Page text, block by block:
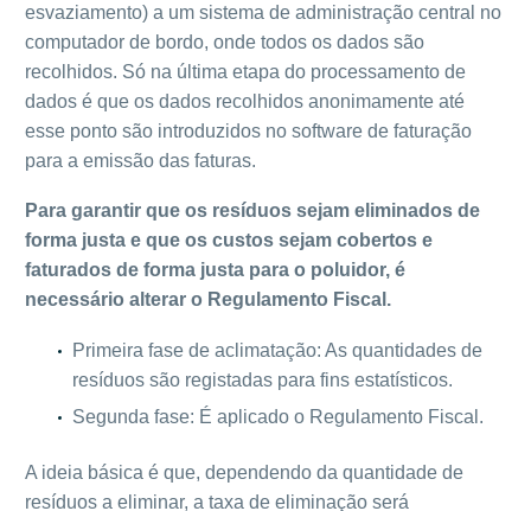
esvaziamento) a um sistema de administração central no
computador de bordo, onde todos os dados são
recolhidos. Só na última etapa do processamento de
dados é que os dados recolhidos anonimamente até
esse ponto são introduzidos no software de faturação
para a emissão das faturas.
Para garantir que os resíduos sejam eliminados de
forma justa e que os custos sejam cobertos e
faturados de forma justa para o poluidor, é
necessário alterar o Regulamento Fiscal.
Primeira fase de aclimatação: As quantidades de
resíduos são registadas para fins estatísticos.
Segunda fase: É aplicado o Regulamento Fiscal.
A ideia básica é que, dependendo da quantidade de
resíduos a eliminar, a taxa de eliminação será